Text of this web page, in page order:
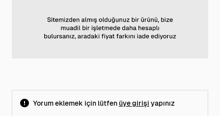
Yorum eklemek için lütfen üye girişi yapınız